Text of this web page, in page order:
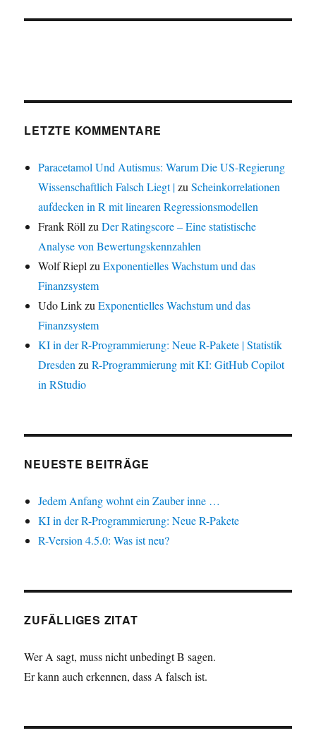
LETZTE KOMMENTARE
Paracetamol Und Autismus: Warum Die US-Regierung
Wissenschaftlich Falsch Liegt |zuScheinkorrelationen
aufdecken in R mit linearen Regressionsmodellen
Frank Röll zuDer Ratingscore – Eine statistische
Analyse von Bewertungskennzahlen
Wolf Riepl zuExponentielles Wachstum und das
Finanzsystem
Udo LinkzuExponentielles Wachstum und das
Finanzsystem
KI in der R-Programmierung: Neue R-Pakete | Statistik
Dresden zuR-Programmierung mit KI: GitHub Copilot
in RStudio
NEUESTE BEITRÄGE
Jedem Anfang wohnt ein Zauber inne …
KI in der R-Programmierung: Neue R-Pakete
R-Version 4.5.0: Was ist neu?
ZUFÄLLIGES ZITAT
Wer A sagt, muss nicht unbedingt B sagen.
Er kann auch erkennen, dass A falsch ist.